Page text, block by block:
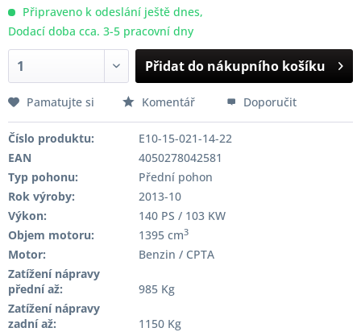
Připraveno k odeslání ještě dnes,
Dodací doba cca. 3-5 pracovní dny
Přidat do nákupního košíku
Pamatujte si Komentář Doporučit
Číslo produktu:
E10-15-021-14-22
EAN
4050278042581
Typ pohonu:
Přední pohon
Rok výroby:
2013-10
Výkon:
140 PS / 103 KW
Objem motoru:
1395 cm3
Motor:
Benzin / CPTA
Zatížení nápravy
přední až:
985 Kg
Zatížení nápravy
zadní až:
1150 Kg